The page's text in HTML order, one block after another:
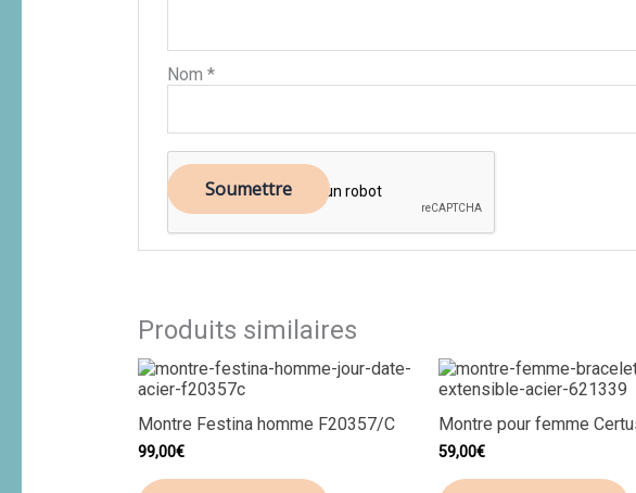
Nom*
Produits similaires
Montre Festina homme F20357/C
99,00€
Montre pour femme
59,00€